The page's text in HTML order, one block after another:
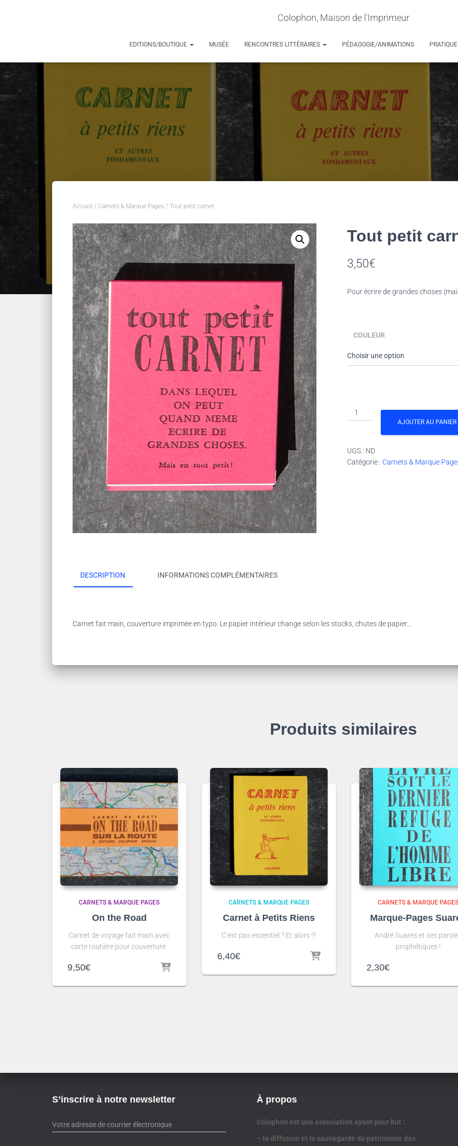
Colophon, Maison de l'Imprimeur
EDITIONS/BOUTIQUE MUSÉE RENCONTRES LITTÉRAIRES PÉDAGOGIE/ANIMATIONS PRATIQUE
Accueil / Carnets & Marque Pages / Tout petit carnet
Tout petit
3,50€
Pour écrire de grandes choses
COULEUR
quantité
de
carnet
AJOUTER AU PANIER
UGS : ND
Catégorie : Carnets & Marque
DESCRIPTION INFORMATIONS COMPLÉMENTAIRES
Carnet fait main, couverture imprimée en typo. Le papier intérieur change selon les stocks, chutes de papier…
Produits similaires
CARNETS & MARQUE PAGES
On the Road
Carnet de voyage fait main avec
carte routière pour couverture.
9,50€
CARNETS & MARQUE PAGES
Carnet à Petits Riens
C’est pas essentiel ? Et alors !?
6,40€
CARNETS & MARQUE
Marque-Pages
André Suares et ses
prophétiques !
2,30€
S’inscrire à notre newsletter À propos
Colophon est une association ayant pour but :
– la diffusion et la sauvegarde du patrimoine des